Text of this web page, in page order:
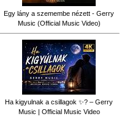
Egy lány a szemembe nézett - Gerry
Music (Official Music Video)
Ha kigyulnak a csillagok ✨? – Gerry
Music | Official Music Video